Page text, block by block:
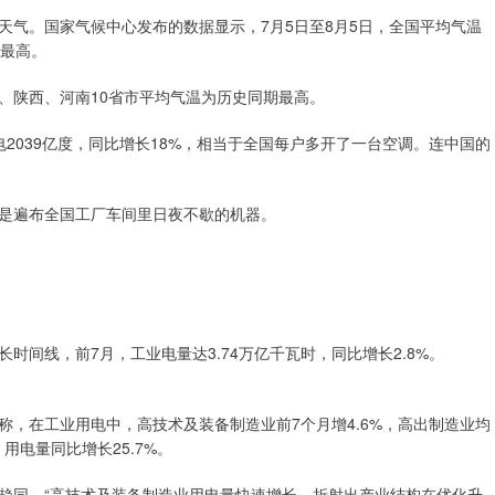
。国家气候中心发布的数据显示，7月5日至8月5日，全国平均气温
高。
西、河南10省市平均气温为历史同期最高。
亿度，同比增长18%，相当于全国每户多开了一台空调。连中国的
布全国工厂车间里日夜不歇的机器。
间线，前7月，工业电量达3.74万亿千瓦时，同比增长2.8%。
在工业用电中，高技术及装备制造业前7个月增4.6%，高出制造业均
电量同比增长25.7%。